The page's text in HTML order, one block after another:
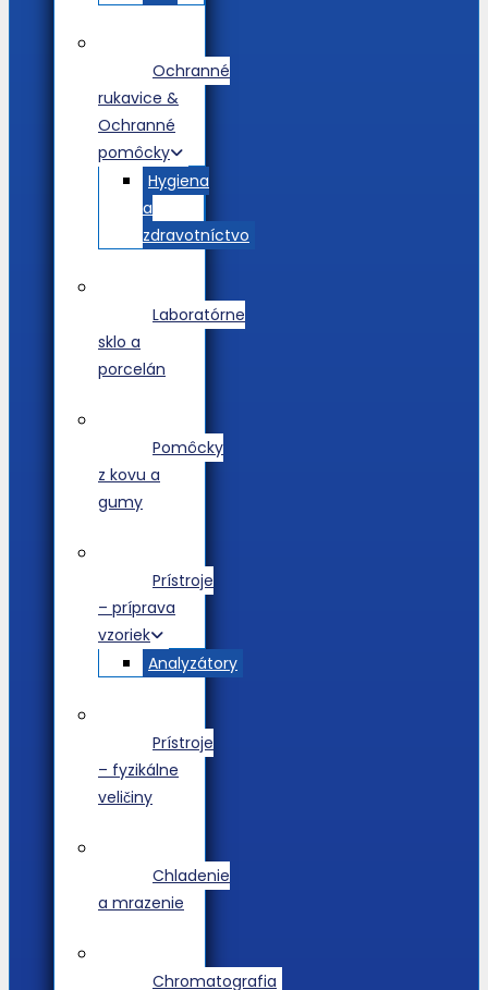
Ochranné
rukavice &
Ochranné
pomôcky
Hygiena
a
zdravotníctvo
Laboratórne
sklo a
porcelán
Pomôcky
z kovu a
gumy
Prístroje
– príprava
vzoriek
Analyzátory
Prístroje
– fyzikálne
veličiny
Chladenie
a mrazenie
Chromatografia